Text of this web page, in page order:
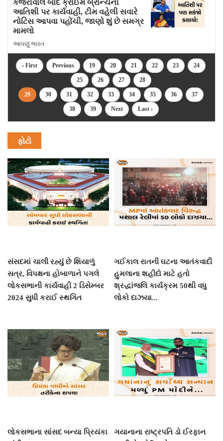
કેજરીવાલ બાદ ક્રાઈમ બ્રાન્ચની
આતિશી પર કાર્યવાહી, ટીમ વહેલી સવારે
નોટિસ આપવા પહોંચી, જાણો શું છે સમગ્ર
મામલો
આપણું ભારત
‹ First Previous 19 20 21 22 23 24
25 26 27 28
29 30 31 32 33 34 35 36 37
38 39 Next Last ›
ફોટો
સંસદમાં ચાલી રહ્યું છે શિયાળું
સત્ર, વિપક્ષના હોબાળાને પગલે
લોકસભાની કાર્યવાહી 2 ડિસેમ્બર
2024 સુધી કરાઈ સ્થગિત
ગઈકાલ રાતની ઘટના આતંકવાદી
હુમલાના શહીદો માટે હતો
શ્રદ્ધાંજલિ કાર્યક્રમ 50થી વધુ
લોકો દાઝયા...
લોકસભાના સાંસદ બન્યા પ્રિયંકા
ગયાનાના રાષ્ટ્રપતિ ડો ઈરફાન